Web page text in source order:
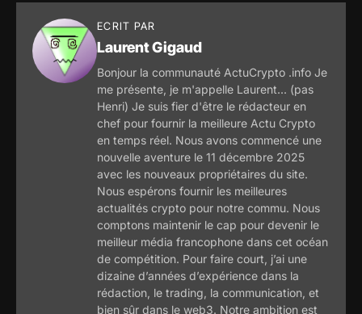
ECRIT PAR
Laurent Gigaud
Bonjour la communauté ActuCrypto .info Je
me présente, je m'appelle Laurent... (pas
Henri) Je suis fier d'être le rédacteur en
chef pour fournir la meilleure Actu Crypto
en temps réel. Nous avons commencé une
nouvelle aventure le 11 décembre 2025
avec les nouveaux propriétaires du site.
Nous espérons fournir les meilleures
actualités crypto pour notre commu. Nous
comptons maintenir le cap pour devenir le
meilleur média francophone dans cet océan
de compétition. Pour faire court, j’ai une
dizaine d’années d’expérience dans la
rédaction, le trading, la communication, et
bien sûr dans le web3. Notre ambition est